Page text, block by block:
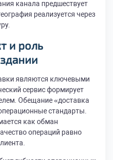
канала предшествует
реализуется через
и роль
являются ключевыми
сервис формирует
Обещание «доставка
стандарты.
как обман
операций равно